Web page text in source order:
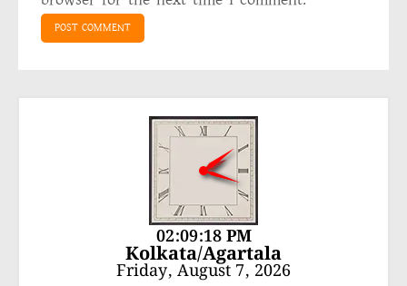
02:09:18 PM
Kolkata/Agartala
Friday, August 7, 2026